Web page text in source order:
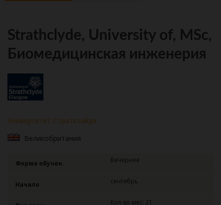
Strathclyde, University of, MSc,
Биомедицинская инженерия
Университет Стратклайда
Великобритания
Форма обучен. Вечернее
Начало сентябрь
Кол-во мес: 21